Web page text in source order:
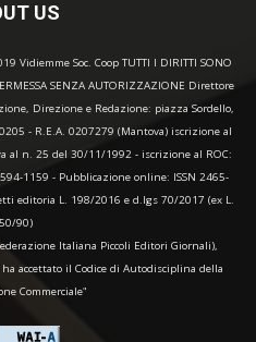
US
Vidiemme Soc. Coop TUTTI I DIRITTI SONO
SENZA AUTORIZZAZIONE Direttore
Direzione e Redazione: piazza Sordello,
- R.E.A. 0207279 (Mantova) iscrizione al
al n. 25 del 30/11/1992 - iscrizione al ROC:
1159 - Pubblicazione online: ISSN 2465-
editoria L. 198/2016 e d.lgs 70/2017 (ex L.
90)
Italiana Piccoli Editori Giornali),
accettato il Codice di Autodisciplina della
Commerciale"